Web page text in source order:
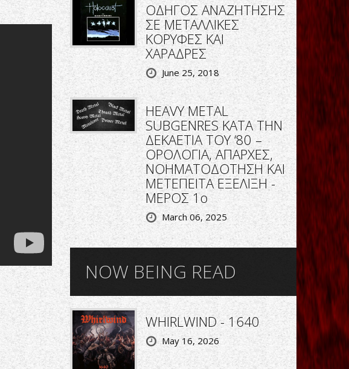
ΟΔΗΓΟΣ ΑΝΑΖΗΤΗΣΗΣ
ΣΕ ΜΕΤΑΛΛΙΚΕΣ
ΚΟΡΥΦΕΣ ΚΑΙ
ΧΑΡΑΔΡΕΣ
June 25, 2018
HEAVY METAL
SUBGENRES ΚΑΤΑ ΤΗΝ
ΔΕΚΑΕΤΙΑ ΤΟΥ ‘80 –
ΟΡΟΛΟΓΙΑ, ΑΠΑΡΧΕΣ,
ΝΟΗΜΑΤΟΔΟΤΗΣΗ ΚΑΙ
ΜΕΤΕΠΕΙΤΑ ΕΞΕΛΙΞΗ -
ΜΕΡΟΣ 1ο
March 06, 2025
NOW BEING READ
WHIRLWIND - 1640
May 16, 2026